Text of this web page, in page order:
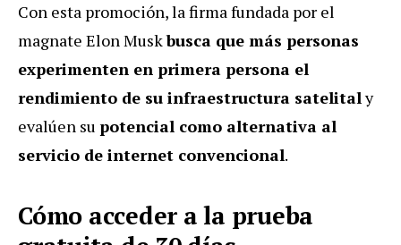
Con esta promoción, la firma fundada por el
magnate Elon Muskbusca que más personas
experimenten en primera persona el
rendimiento de su infraestructura satelitaly
evalúen su potencial como alternativa al
servicio de internet convencional.
Cómo acceder a la prueba